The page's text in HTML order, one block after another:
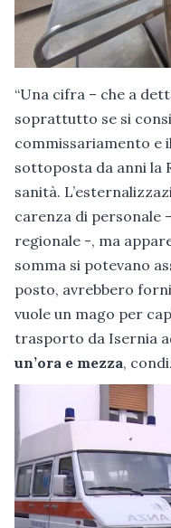
“Una cifra – che a
soprattutto se si
commissariamento e
sottoposta da anni la
sanità.
carenza di personale
regionale -, ma
somma si potevano
posto, avrebbero
vuole un mago per
trasporto da Isernia
un’ora e mezza,